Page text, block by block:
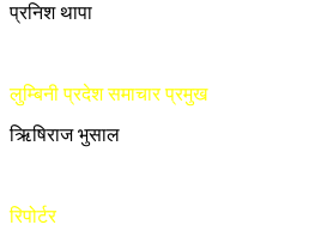
प्रनिश थापा
लुम्बिनी प्रदेश समाचार प्रमुख
ऋिषिराज भुसाल
रिपोर्टर